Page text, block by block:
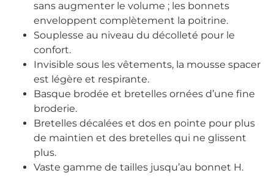
sans augmenter le volume ; les bonnets
enveloppent complètement la poitrine.
Souplesse au niveau du décolleté pour le
confort.
Invisible sous les vêtements, la mousse spacer
est légère et respirante.
Basque brodée et bretelles ornées d’une fine
broderie.
Bretelles décalées et dos en pointe pour plus
de maintien et des bretelles qui ne glissent
plus.
Vaste gamme de tailles jusqu’au bonnet H.